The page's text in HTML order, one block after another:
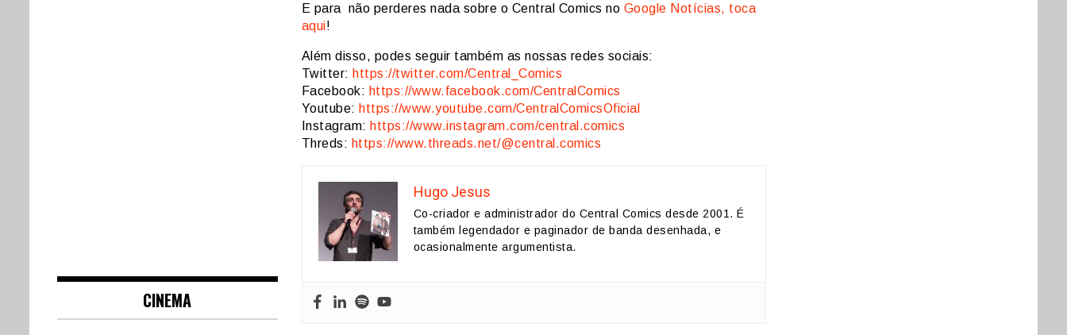
E para não perderes nada sobre o Central Comics no Google Notícias, toca
aqui!
Além disso, podes seguir também as nossas redes sociais:
Twitter: https://twitter.com/Central_Comics
Facebook: https://www.facebook.com/CentralComics
Youtube: https://www.youtube.com/CentralComicsOficial
Instagram: https://www.instagram.com/central.comics
Threds: https://www.threads.net/@central.comics
Hugo Jesus
Co-criador e administrador do Central Comics desde 2001. É
também legendador e paginador de banda desenhada, e
ocasionalmente argumentista.
CINEMA